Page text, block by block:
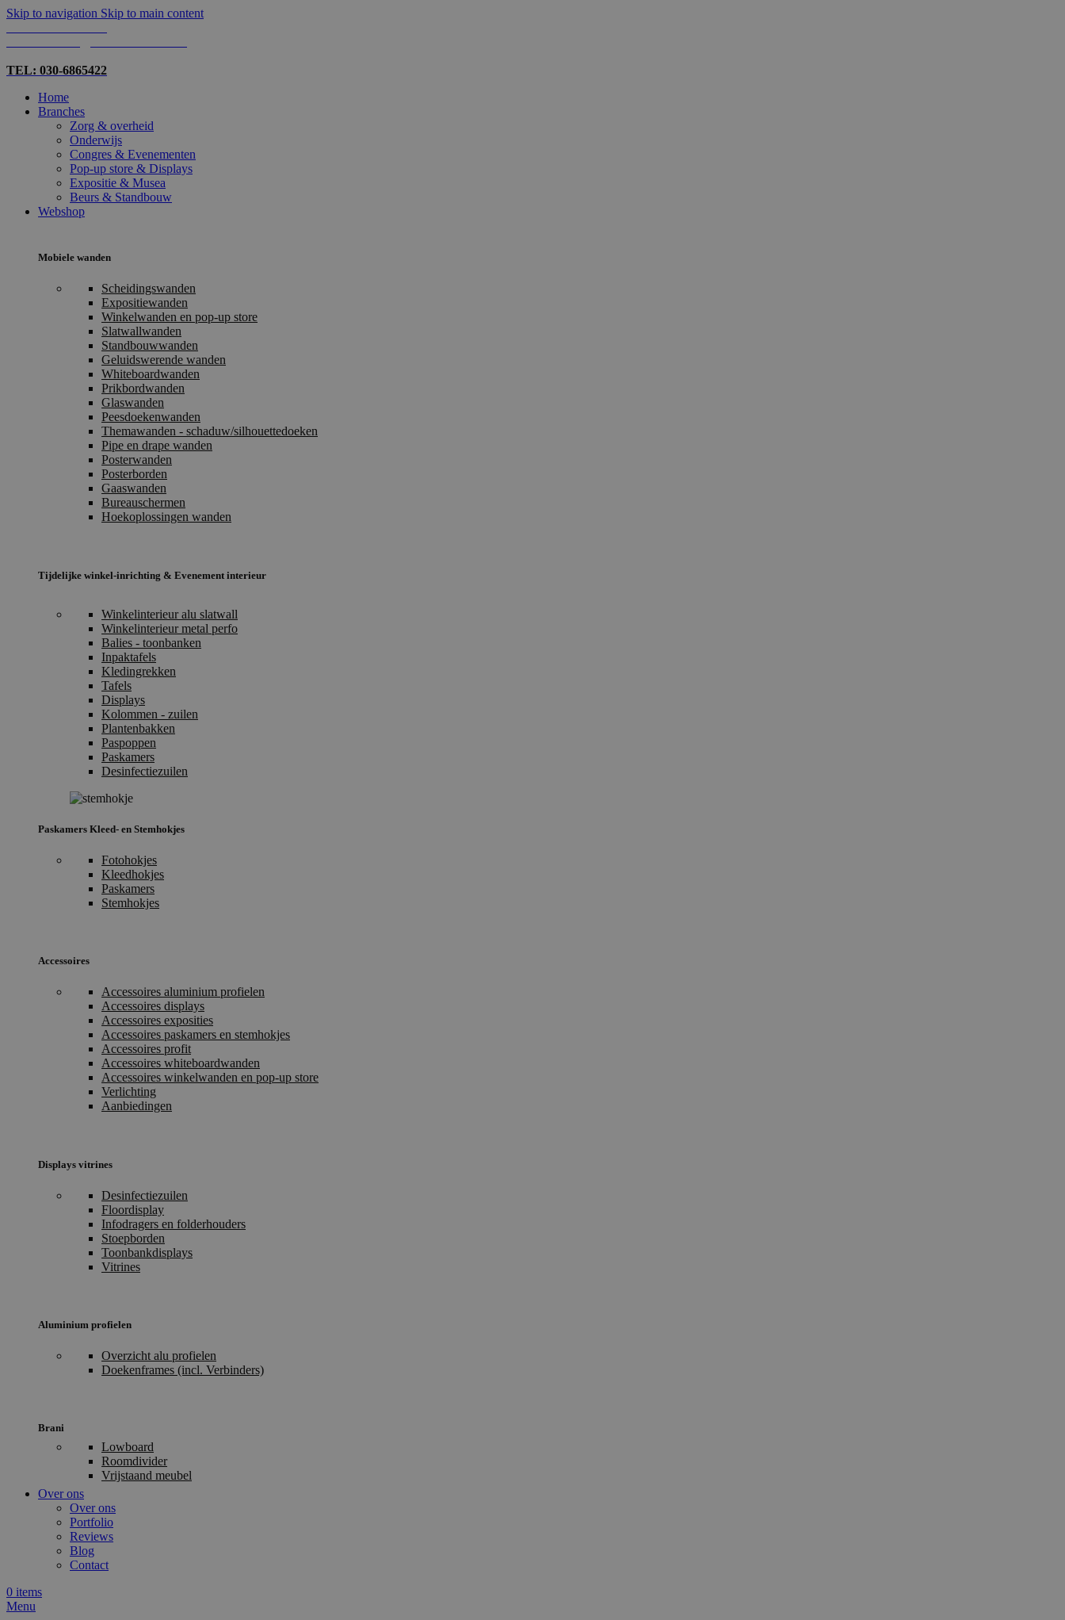
Skip to navigation Skip to main content
TEL: 030-6865422
Home
Branches
Zorg & overheid
Onderwijs
Congres & Evenementen
Pop-up store & Displays
Expositie & Musea
Beurs & Standbouw
Webshop
Mobiele wanden
Scheidingswanden
Expositiewanden
Winkelwanden en pop-up store
Slatwallwanden
Standbouwwanden
Geluidswerende wanden
Whiteboardwanden
Prikbordwanden
Glaswanden
Peesdoekenwanden
Themawanden - schaduw/silhouettedoeken
Pipe en drape wanden
Posterwanden
Posterborden
Gaaswanden
Bureauschermen
Hoekoplossingen wanden
Tijdelijke winkel-inrichting & Evenement interieur
Winkelinterieur alu slatwall
Winkelinterieur metal perfo
Balies - toonbanken
Inpaktafels
Kledingrekken
Tafels
Displays
Kolommen - zuilen
Plantenbakken
Paspoppen
Paskamers
Desinfectiezuilen
Paskamers Kleed- en Stemhokjes
Fotohokjes
Kleedhokjes
Paskamers
Stemhokjes
Accessoires
Accessoires aluminium profielen
Accessoires displays
Accessoires exposities
Accessoires paskamers en stemhokjes
Accessoires profit
Accessoires whiteboardwanden
Accessoires winkelwanden en pop-up store
Verlichting
Aanbiedingen
Displays vitrines
Desinfectiezuilen
Floordisplay
Infodragers en folderhouders
Stoepborden
Toonbankdisplays
Vitrines
Aluminium profielen
Overzicht alu profielen
Doekenframes (incl. Verbinders)
Brani
Lowboard
Roomdivider
Vrijstaand meubel
Over ons
Over ons
Portfolio
Reviews
Blog
Contact
0 items
Menu